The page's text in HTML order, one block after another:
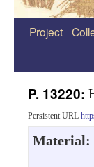
Zum
Project
P. 13220:
Persistent URL
Material: